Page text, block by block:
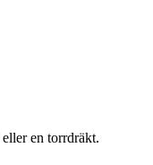
en torrdräkt.